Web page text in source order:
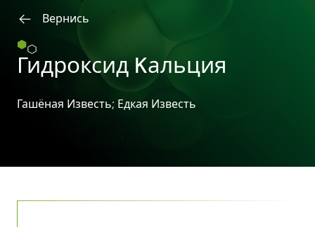
Вернись
Гидроксид Kальция
Гашёная Известь; Едкая Известь